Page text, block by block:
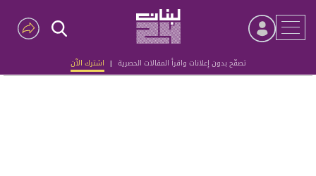
تصفّح بدون إعلانات واقرأ المقالات الحصرية | اشترك الآن
Advertisement